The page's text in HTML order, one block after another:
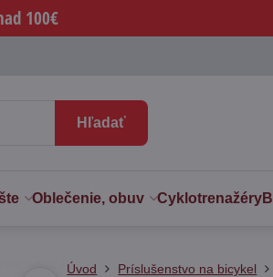
100€
Hľadať
Oblečenie, obuv Cyklotrenažéry
Úvod Príslušenstvo na bicykel